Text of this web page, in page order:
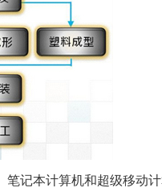
记本计算机和超级移动